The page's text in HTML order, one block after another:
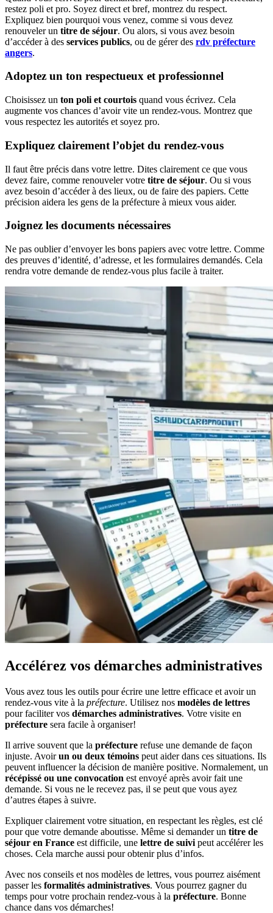
restez poli et pro. Soyez direct et bref, montrez du respect.
Expliquez bien pourquoi vous venez, comme si vous devez
renouveler un titre de séjour. Ou alors, si vous avez besoin
d’accéder à des services publics, ou de gérer des rdv préfecture
angers.
Adoptez un ton respectueux et professionnel
Choisissez un ton poli et courtois quand vous écrivez. Cela
augmente vos chances d’avoir vite un rendez-vous. Montrez que
vous respectez les autorités et soyez pro.
Expliquez clairement l’objet du rendez-vous
Il faut être précis dans votre lettre. Dites clairement ce que vous
devez faire, comme renouveler votre titre de séjour. Ou si vous
avez besoin d’accéder à des lieux, ou de faire des papiers. Cette
précision aidera les gens de la préfecture à mieux vous aider.
Joignez les documents nécessaires
Ne pas oublier d’envoyer les bons papiers avec votre lettre. Comme
des preuves d’identité, d’adresse, et les formulaires demandés. Cela
rendra votre demande de rendez-vous plus facile à traiter.
Accélérez vos démarches administratives
Vous avez tous les outils pour écrire une lettre efficace et avoir un
rendez-vous vite à la préfecture. Utilisez nos modèles de lettres
pour faciliter vos démarches administratives. Votre visite en
préfecture sera facile à organiser!
Il arrive souvent que la préfecture refuse une demande de façon
injuste. Avoirun ou deux témoins peut aider dans ces situations. Ils
peuvent influencer la décision de manière positive. Normalement, un
récépissé ou une convocation est envoyé après avoir fait une
demande. Si vous ne le recevez pas, il se peut que vous ayez
d’autres étapes à suivre.
Expliquer clairement votre situation, en respectant les règles, est clé
pour que votre demande aboutisse. Même si demander un titre de
séjour en France est difficile, une lettre de suivi peut accélérer les
choses. Cela marche aussi pour obtenir plus d’infos.
Avec nos conseils et nos modèles de lettres, vous pourrez aisément
passer les formalités administratives. Vous pourrez gagner du
temps pour votre prochain rendez-vous à la préfecture. Bonne
chance dans vos démarches!